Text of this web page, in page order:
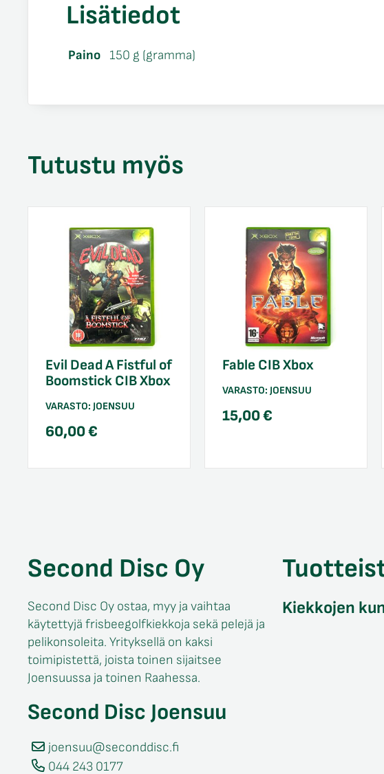
Lisätiedot
Paino 150 g (gramma)
Tutustu myös
Evil Dead A Fistful of
Boomstick CIB Xbox
VARASTO: JOENSUU
60,00€
Fable CIB Xbox
VARASTO: JOENSUU
15,00€
Second Disc Oy
Second Disc Oy ostaa, myy ja vaihtaa
käytettyjä frisbeegolfkiekkoja sekä pelejä ja
pelikonsoleita. Yrityksellä on kaksi
toimipistettä, joista toinen sijaitsee
Joensuussa ja toinen Raahessa.
Second Disc Joensuu
joensuu@seconddisc.fi
044 243 0177
Kiekkojen